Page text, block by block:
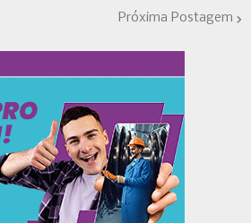
Próxima Postagem